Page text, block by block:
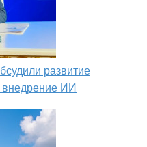
развитие
внедрение ИИ